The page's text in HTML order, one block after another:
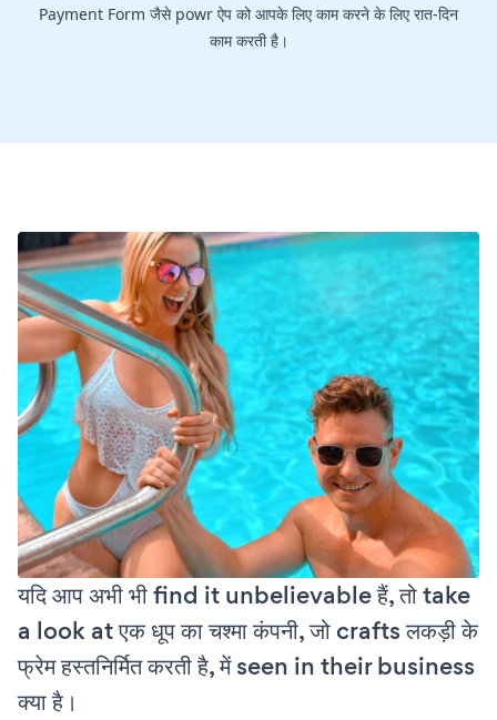
Payment Form जैसे powr ऐप को आपके लिए काम करने के लिए रात-दिन
काम करती है।
यदि आप अभी भी find it unbelievable हैं, तो take
a look at एक धूप का चश्मा कंपनी, जो crafts लकड़ी के
फ्रेम हस्तनिर्मित करती है, में seen in their business
क्या है।